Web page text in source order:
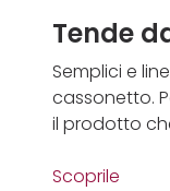
Tende
Semplici e
cassonetto.
il prodotto
Scoprile